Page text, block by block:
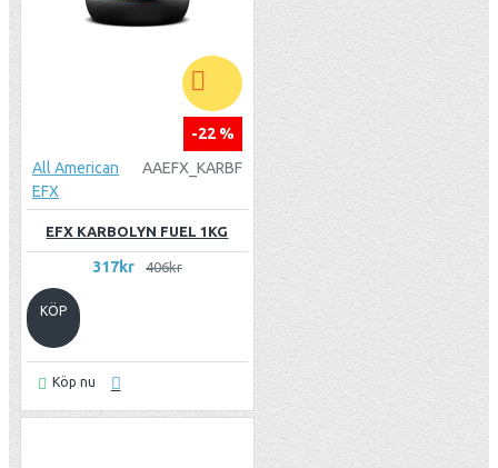
-22 %
All American
EFX
AAEFX_KARBF
EFX KARBOLYN FUEL 1KG
317kr 406kr
KÖP
Köp nu